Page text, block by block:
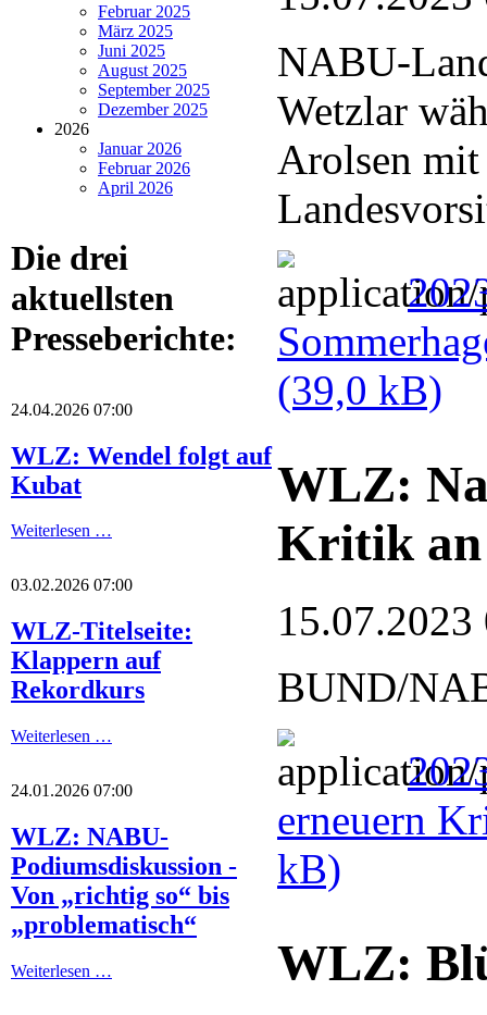
Februar 2025
März 2025
Juni 2025
August 2025
September 2025
Dezember 2025
2026
Januar 2026
Februar 2026
April 2026
Die drei
aktuellsten
Presseberichte:
24.04.2026 07:00
WLZ: Wendel folgt auf
Kubat
Weiterlesen …
03.02.2026 07:00
WLZ-Titelseite:
Klappern auf
Rekordkurs
Weiterlesen …
24.01.2026 07:00
WLZ: NABU-
Podiumsdiskussion -
Von „richtig so“ bis
„problematisch“
Weiterlesen …
NABU-
Wetzlar
Arolsen
(39,0 kB)
WLZ:
Kritik an
15.07.2023
BUND/
erneuern
kB)
WLZ: